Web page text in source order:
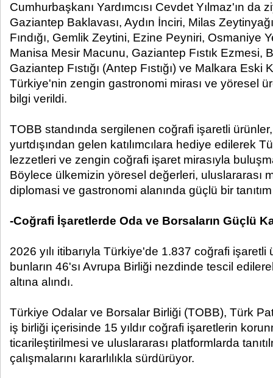
Cumhurbaşkanı Yardımcısı Cevdet Yılmaz'ın da
Gaziantep Baklavası, Aydın İnciri, Milas
Fındığı, Gemlik Zeytini, Ezine Peyniri, Osmaniye
Manisa Mesir Macunu, Gaziantep Fıstık Ezmesi,
Gaziantep Fıstığı (Antep Fıstığı) ve Malkara Eski
Türkiye'nin zengin gastronomi mirası ve yöresel
bilgi verildi.
TOBB standında sergilenen coğrafi işaretli
yurtdışından gelen katılımcılara hediye edilerek
lezzetleri ve zengin coğrafi işaret mirasıyla
Böylece ülkemizin yöresel değerleri, uluslararası
diplomasi ve gastronomi alanında güçlü bir
-Coğrafi İşaretlerde Oda ve Borsaların Güçlü
2026 yılı itibarıyla Türkiye'de 1.837 coğrafi
bunların 46'sı Avrupa Birliği nezdinde tescil
altına alındı.
Türkiye Odalar ve Borsalar Birliği (TOBB), Türk
iş birliği içerisinde 15 yıldır coğrafi işaretlerin
ticarileştirilmesi ve uluslararası platformlarda
çalışmalarını kararlılıkla sürdürüyor.